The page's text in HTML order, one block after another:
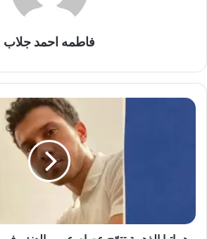
فاطمه احمد جلاب
هيباتيا
الإسكندرية